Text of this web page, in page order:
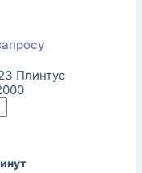
Плинтус